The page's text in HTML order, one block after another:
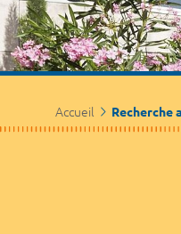
Accueil Recherche